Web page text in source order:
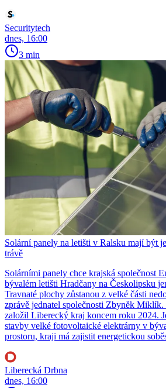
Securitytech
dnes, 16:00
3 min
Solární panely na letišti v Ralsku mají být
trávě
Solárními panely chce krajská společnost
bývalém letišti Hradčany na Českolipsku
Travnaté plochy zůstanou z velké části
zprávě jednatel společnosti Zbyněk
založil Liberecký kraj koncem roku 2024.
stavby velké fotovoltaické elektrárny v
prostoru, kraji má zajistit energetickou
Liberecká Drbna
dnes, 16:00